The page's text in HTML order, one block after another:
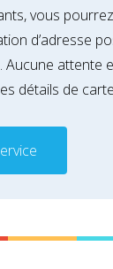
vous
d’adresse
Aucune attente
détails de